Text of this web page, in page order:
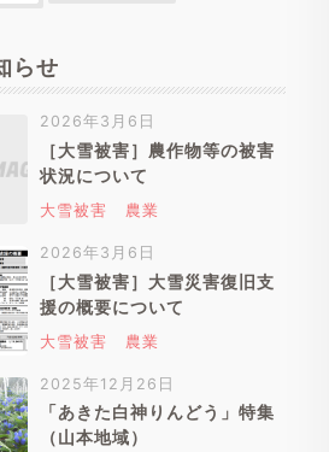
らせ
2026年3月6日
［大雪被害］農作物等の被害
状況について
大雪被害 農業
2026年3月6日
［大雪被害］大雪災害復旧支
援の概要について
大雪被害 農業
2025年12月26日
「あきた白神りんどう」特集
（山本地域）